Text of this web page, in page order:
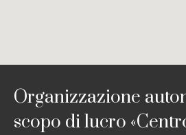
Organizzazione
scopo di lucro